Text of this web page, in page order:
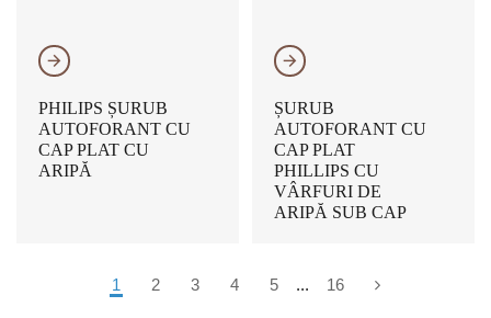
𐃔
PHILIPS ȘURUB
AUTOFORANT CU
CAP PLAT CU
ARIPĂ
𐃔
ȘURUB
AUTOFORANT CU
CAP PLAT
PHILLIPS CU
VÂRFURI DE
ARIPĂ SUB CAP
1 2 3 4 5 ... 16